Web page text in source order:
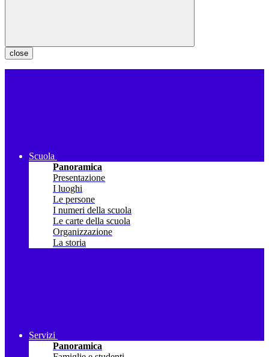
close
Scuola
Panoramica
Presentazione
I luoghi
Le persone
I numeri della scuola
Le carte della scuola
Organizzazione
La storia
Servizi
Panoramica